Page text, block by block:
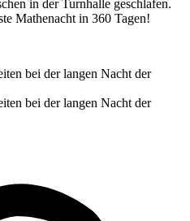
in der Turnhalle geschlafen.
Mathenacht in 360 Tagen!